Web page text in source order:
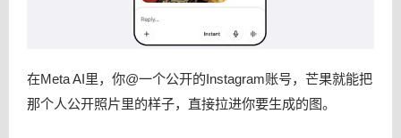
在Meta AI里，你@一个公开的Instagram账号，芒果就能把
那个人公开照片里的样子，直接拉进你要生成的图。